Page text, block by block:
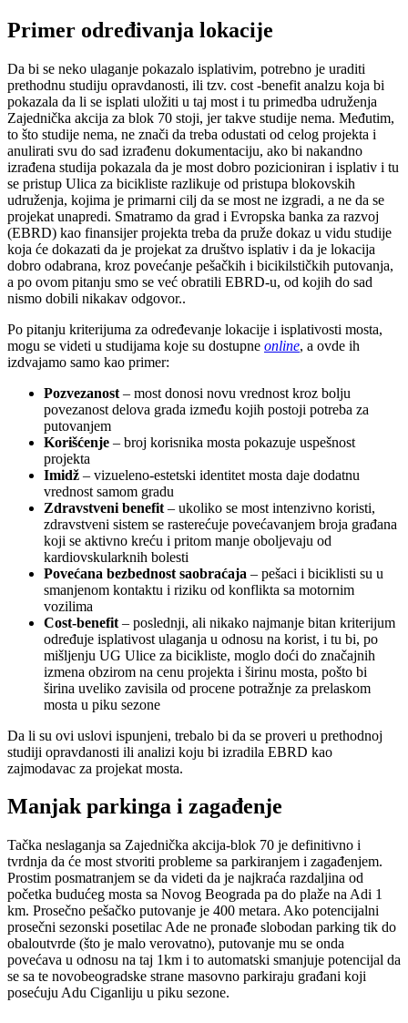
Primer određivanja lokacije
Da bi se neko ulaganje pokazalo isplativim, potrebno je uraditi
prethodnu studiju opravdanosti, ili tzv. cost -benefit analzu koja bi
pokazala da li se isplati uložiti u taj most i tu primedba udruženja
Zajednička akcija za blok 70 stoji, jer takve studije nema. Međutim,
to što studije nema, ne znači da treba odustati od celog projekta i
anulirati svu do sad izrađenu dokumentaciju, ako bi nakandno
izrađena studija pokazala da je most dobro pozicioniran i isplativ i tu
se pristup Ulica za bicikliste razlikuje od pristupa blokovskih
udruženja, kojima je primarni cilj da se most ne izgradi, a ne da se
projekat unapredi. Smatramo da grad i Evropska banka za razvoj
(EBRD) kao finansijer projekta treba da pruže dokaz u vidu studije
koja će dokazati da je projekat za društvo isplativ i da je lokacija
dobro odabrana, kroz povećanje pešačkih i bicikilstičkih putovanja,
a po ovom pitanju smo se već obratili EBRD-u, od kojih do sad
nismo dobili nikakav odgovor..
Po pitanju kriterijuma za određevanje lokacije i isplativosti mosta,
mogu se videti u studijama koje su dostupne online, a ovde ih
izdvajamo samo kao primer:
Pozvezanost – most donosi novu vrednost kroz bolju
povezanost delova grada između kojih postoji potreba za
putovanjem
Korišćenje – broj korisnika mosta pokazuje uspešnost
projekta
Imidž – vizueleno-estetski identitet mosta daje dodatnu
vrednost samom gradu
Zdravstveni benefit – ukoliko se most intenzivno koristi,
zdravstveni sistem se rasterećuje povećavanjem broja građana
koji se aktivno kreću i pritom manje oboljevaju od
kardiovskularknih bolesti
Povećana bezbednost saobraćaja – pešaci i biciklisti su u
smanjenom kontaktu i riziku od konflikta sa motornim
vozilima
Cost-benefit – poslednji, ali nikako najmanje bitan kriterijum
određuje isplativost ulaganja u odnosu na korist, i tu bi, po
mišljenju UG Ulice za bicikliste, moglo doći do značajnih
izmena obzirom na cenu projekta i širinu mosta, pošto bi
širina uveliko zavisila od procene potražnje za prelaskom
mosta u piku sezone
Da li su ovi uslovi ispunjeni, trebalo bi da se proveri u prethodnoj
studiji opravdanosti ili analizi koju bi izradila EBRD kao
zajmodavac za projekat mosta.
Manjak parkinga i zagađenje
Tačka neslaganja sa Zajednička akcija-blok 70 je definitivno i
tvrdnja da će most stvoriti probleme sa parkiranjem i zagađenjem.
Prostim posmatranjem se da videti da je najkraća razdaljina od
početka budućeg mosta sa Novog Beograda pa do plaže na Adi 1
km. Prosečno pešačko putovanje je 400 metara. Ako potencijalni
prosеčni sezonski posetilac Ade ne pronađe slobodan parking tik do
obaloutvrde (što je malo verovatno), putovanje mu se onda
povećava u odnosu na taj 1km i to automatski smanjuje potencijal da
se sa te novobeogradske strane masovno parkiraju građani koji
posećuju Adu Ciganliju u piku sezone.